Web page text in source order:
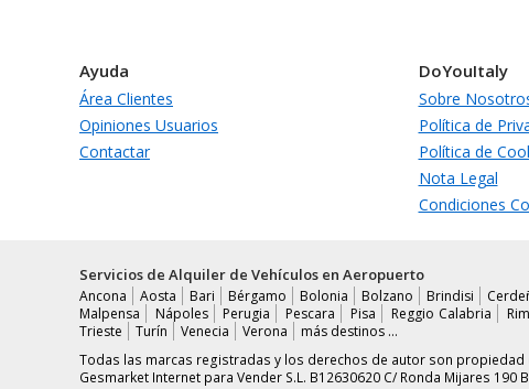
Ayuda
Área Clientes
Opiniones Usuarios
Contactar
DoYouItaly
Sobre
Política de
Política de
Nota Legal
Condiciones
Servicios de Alquiler de Vehículos en Aeropuerto
Ancona Aosta Bari Bérgamo Bolonia Bolzano Brindisi
Malpensa
Nápoles Perugia Pescara Pisa Reggio Calabria
Trieste
Turín Venecia Verona
más destinos …
Todas las marcas registradas y los derechos de autor son
Gesmarket Internet para Vender S.L. B12630620 C/ Ronda Mijares 190